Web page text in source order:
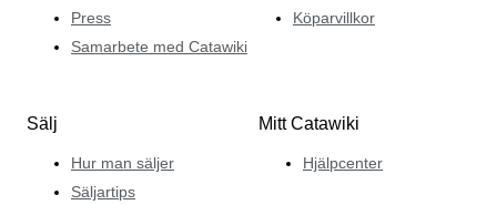
Press
Samarbete med Catawiki
Köparvillkor
Sälj
Hur man säljer
Säljartips
Mitt Catawiki
Hjälpcenter